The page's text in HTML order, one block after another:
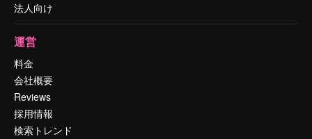
法人向け
運営
料金
会社概要
Reviews
採用情報
検索トレンド